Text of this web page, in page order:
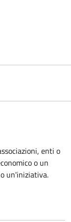
enti o
o un
un'iniziativa.